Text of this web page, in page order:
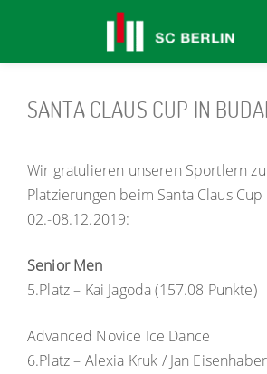
SANTA CLAUS CUP IN
Wir gratulieren unseren Sportlern
Platzierungen beim Santa Claus
02.-08.12.2019:
Senior Men
5.Platz – Kai Jagoda (157.08 Punkte)
Advanced Novice Ice Dance
6.Platz – Alexia Kruk / Jan